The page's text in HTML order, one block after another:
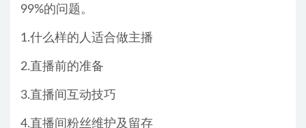
99%的问题。
1.什么样的人适合做主播
2.直播前的准备
3.直播间互动技巧
4.直播间粉丝维护及留存